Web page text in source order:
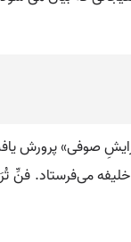
۵۰۱ق زاده شد. «با
می‌فرستاد. فنِّ